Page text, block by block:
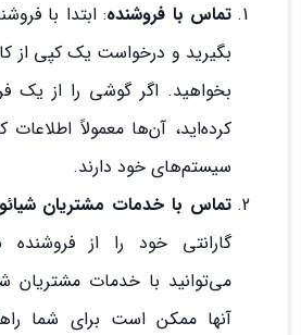
تماس با فروشنده: ابتدا با
بگیرید و درخواست یک کپی از
بخواهید. اگر گوشی را از یک
کرده‌اید، آن‌ها معمولاً اطلاعات
سیستم‌های خود دارند.
تماس با خدمات مشتریان
گارانتی خود را از فروشنده
می‌توانید با خدمات مشتریان
آنها ممکن است برای شما